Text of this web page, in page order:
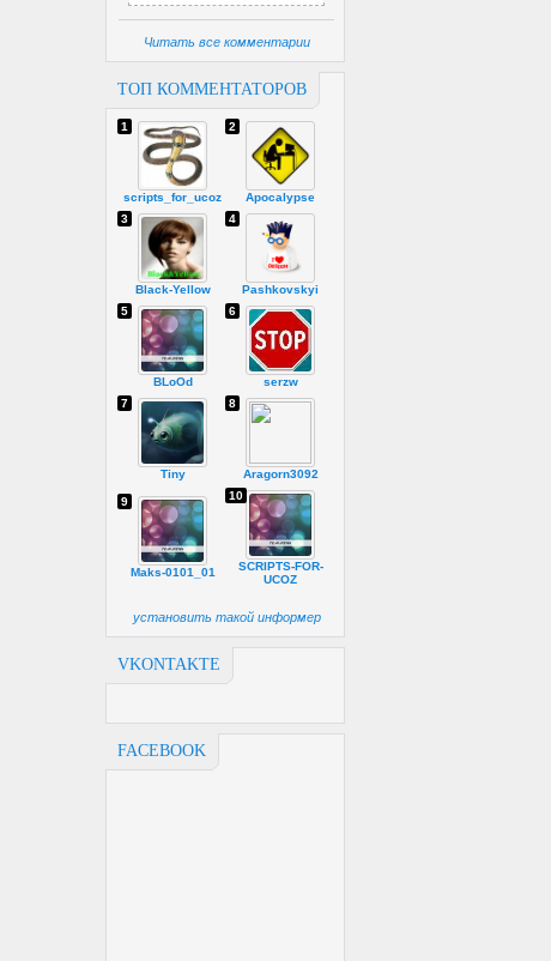
Читать все комментарии
ТОП КОММЕНТАТОРОВ
scripts_for_ucoz
1
Apocalypse
2
Black-Yellow
3
Pashkovskyi
4
BLoOd
5
serzw
6
Tiny
7
Aragorn3092
8
Maks-0101_01
9
SCRIPTS-FOR-
UCOZ
10
установить такой информер
VKONTAKTE
FACEBOOK